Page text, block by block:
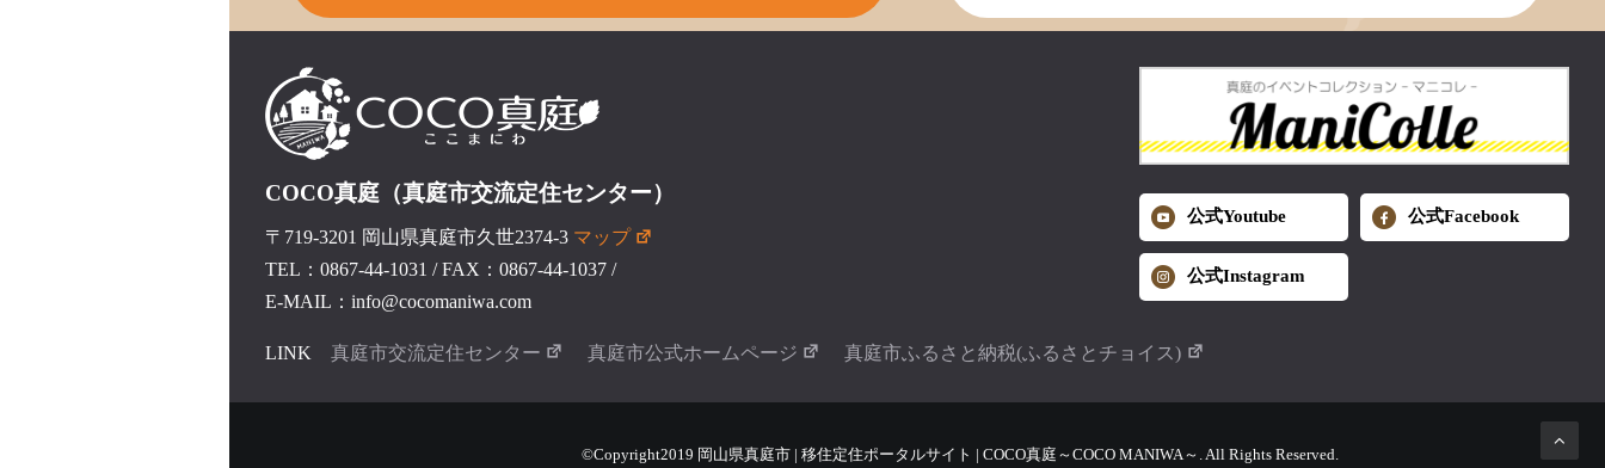
COCO真庭（真庭市交流定住センター）
〒719-3201 岡山県真庭市久世2374-3 マップ
TEL：0867-44-1031 /FAX：0867-44-1037/
E-MAIL：info@cocomaniwa.com
公式Youtube 公式Facebook
公式Instagram
LINK 真庭市交流定住センター 真庭市公式ホームページ 真庭市ふるさと納税(ふるさとチョイス)
©Copyright2019 岡山県真庭市 | 移住定住ポータルサイト | COCO真庭～COCO MANIWA～. All Rights Reserved.